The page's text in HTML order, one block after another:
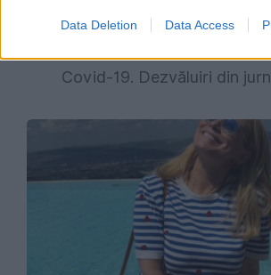
Data Deletion Data Access
Covid-19. Dezvăluiri din